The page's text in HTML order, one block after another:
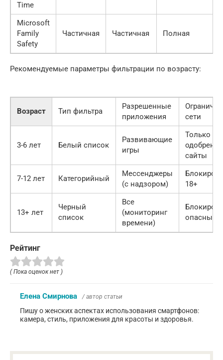
Time
Microsoft
Family
Safety
Частичная Частичная Полная
Рекомендуемые параметры фильтрации по возрасту:
Возраст Тип фильтра
Разрешенные
приложения
сети
3-6 лет Белый список
Развивающие
игры
Только
сайты
7-12 лет Категорийный
Мессенджеры
(с надзором)
18+
13+ лет
Черный
список
Все
(мониторинг
времени)
опасных
Рейтинг
( Пока оценок нет )
Елена Смирнова / автор статьи
Пишу о женских аспектах использования смартфонов:
камера, стиль, приложения для красоты и здоровья.